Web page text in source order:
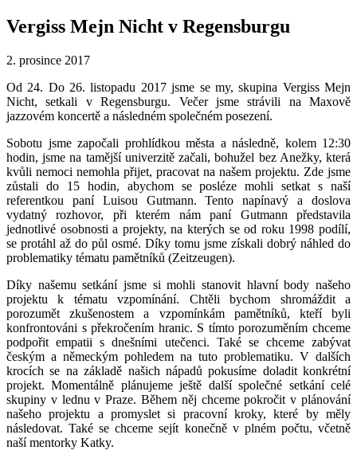
Vergiss Mejn Nicht v Regensburgu
2. prosince 2017
Od 24. Do 26. listopadu 2017 jsme se my, skupina Vergiss Mejn
Nicht, setkali v Regensburgu. Večer jsme strávili na Maxově
jazzovém koncertě a následném společném posezení.
Sobotu jsme započali prohlídkou města a následně, kolem 12:30
hodin, jsme na tamější univerzitě začali, bohužel bez Anežky, která
kvůli nemoci nemohla přijet, pracovat na našem projektu. Zde jsme
zůstali do 15 hodin, abychom se posléze mohli setkat s naší
referentkou paní Luisou Gutmann. Tento napínavý a doslova
vydatný rozhovor, při kterém nám paní Gutmann představila
jednotlivé osobnosti a projekty, na kterých se od roku 1998 podílí,
se protáhl až do půl osmé. Díky tomu jsme získali dobrý náhled do
problematiky tématu pamětníků (Zeitzeugen).
Díky našemu setkání jsme si mohli stanovit hlavní body našeho
projektu k tématu vzpomínání. Chtěli bychom shromáždit a
porozumět zkušenostem a vzpomínkám pamětníků, kteří byli
konfrontováni s překročením hranic. S tímto porozuměním chceme
podpořit empatii s dnešními utečenci. Také se chceme zabývat
českým a německým pohledem na tuto problematiku. V dalších
krocích se na základě našich nápadů pokusíme doladit konkrétní
projekt. Momentálně plánujeme ještě další společné setkání celé
skupiny v lednu v Praze. Během něj chceme pokročit v plánování
našeho projektu a promyslet si pracovní kroky, které by měly
následovat. Také se chceme sejít konečně v plném počtu, včetně
naší mentorky Katky.